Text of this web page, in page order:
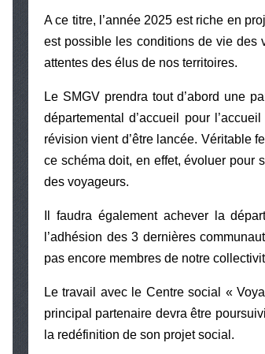
A ce titre, l’année 2025 est riche en
est possible les conditions de vie des
attentes des élus de nos territoires.
Le SMGV prendra tout d’abord une
départemental d’accueil pour
révision vient d’être lancée. Véritable
ce schéma doit, en effet, évoluer pour
des voyageurs.
Il faudra également achever la
l’adhésion des 3 dernières
pas encore membres de notre
Le travail avec le Centre social «
principal partenaire devra être
la redéfinition de son projet social.